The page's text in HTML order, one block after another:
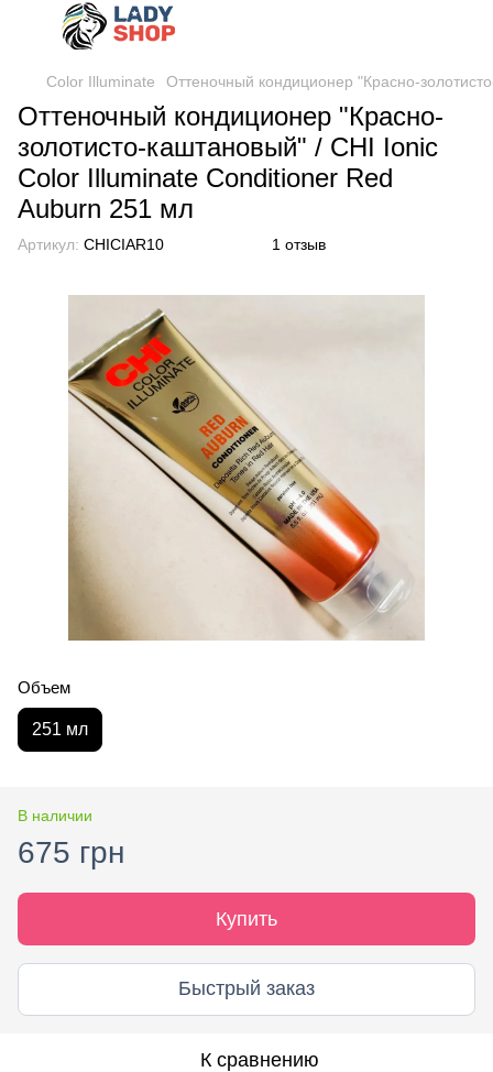
Color Illuminate Оттеночный кондиционер "Красно-
Оттеночный кондиционер "Красно-
золотисто-каштановый" / CHI Ionic
Color Illuminate Conditioner Red
Auburn 251 мл
Артикул: CHICIAR10 1 отзыв
Объем
251 мл
В наличии
675 грн
Купить
Быстрый заказ
К сравнению